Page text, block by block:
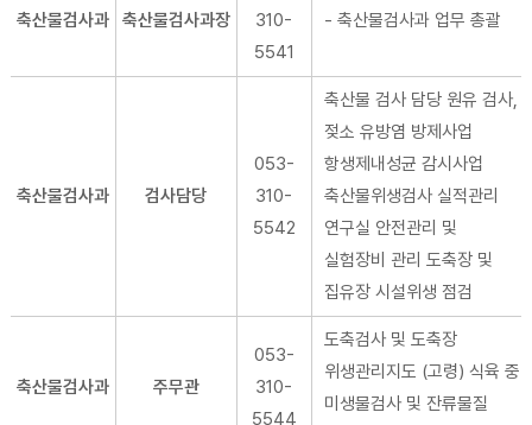
축산물검사과 축산물검사과장
310-
5541
- 축산물검사과 업무 총괄
축산물검사과 검사담당
053-
310-
5542
축산물 검사 담당 원유 검사,
젖소 유방염 방제사업
항생제내성균 감시사업
축산물위생검사 실적관리
연구실 안전관리 및
실험장비 관리 도축장 및
집유장 시설위생 점검
축산물검사과 주무관
053-
310-
5544
도축검사 및 도축장
위생관리지도 (고령) 식육 중
미생물검사 및 잔류물질